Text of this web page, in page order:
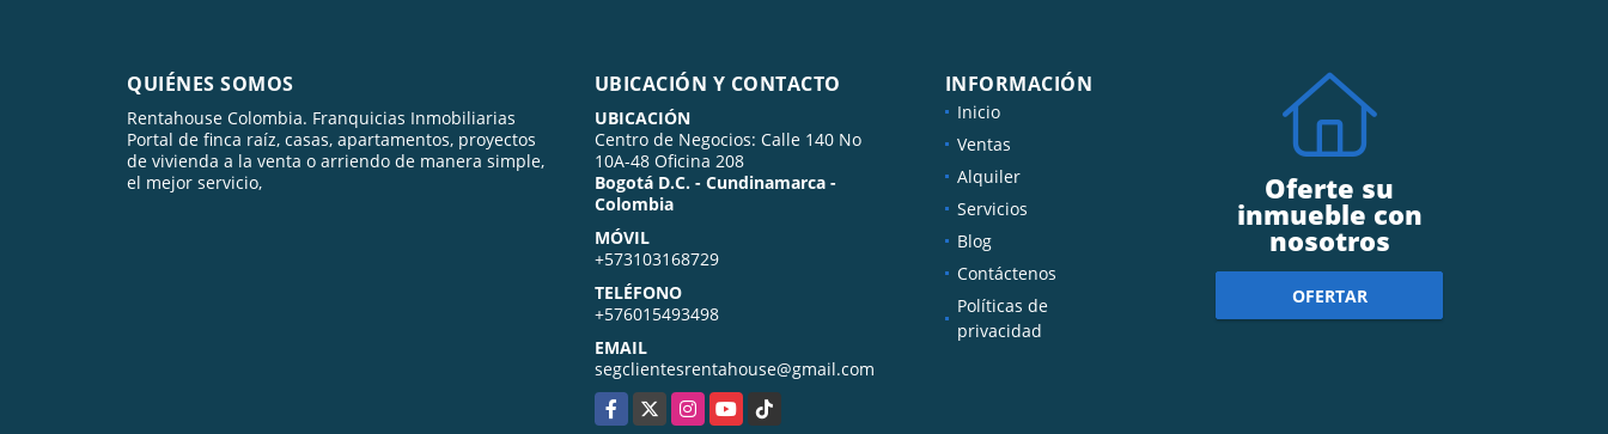
QUIÉNES SOMOS
Rentahouse Colombia. Franquicias Inmobiliarias
Portal de finca raíz, casas, apartamentos, proyectos
de vivienda a la venta o arriendo de manera simple,
el mejor servicio,
UBICACIÓN Y CONTACTO
UBICACIÓN
Centro de Negocios: Calle 140 No
10A-48 Oficina 208
Bogotá D.C. - Cundinamarca -
Colombia
MÓVIL
+573103168729
TELÉFONO
+576015493498
EMAIL
segclientesrentahouse@gmail.com
Facebook
X InstagramYouTubeTikTok
INFORMACIÓN
Inicio
Ventas
Alquiler
Servicios
Blog
Contáctenos
Políticas de
privacidad
Oferte su
inmueble con
nosotros
OFERTAR